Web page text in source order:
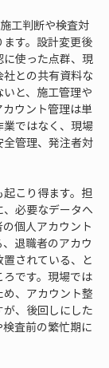
工判断や検査対
す。設計変更後
使った点群、現
との共有資料な
と、施工管理や
ウント管理は単
ではなく、現場
管理、発注者対
こり得ます。担
必要なデータへ
個人アカウント
退職者のアカウ
されている、と
です。現場では
、アカウント整
、後回しにした
査前の繁忙期に